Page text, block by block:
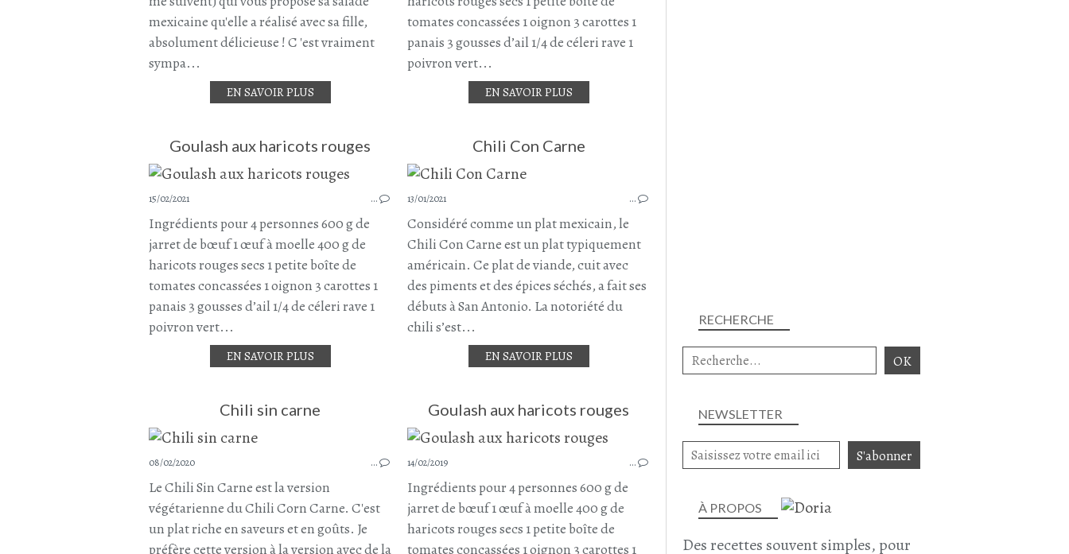
AVOCAT
POIVRON ROUGE
mexicaine qu'elle a réalisé avec sa fille,
absolument délicieuse ! C 'est vraiment
sympa...
EN SAVOIR PLUS
tomates concassées 1 oignon 3 carottes 1
panais 3 gousses d’ail 1/4 de céleri rave 1
poivron vert...
EN SAVOIR PLUS
Goulash aux haricots rouges
HARICOTS ROUGES
CAROTTE
PANAIS
CÉLERI RAVE
PLAT COMPLET
15/02/2021 …
Ingrédients pour 4 personnes 600 g de
jarret de bœuf 1 œuf à moelle 400 g de
haricots rouges secs 1 petite boîte de
tomates concassées 1 oignon 3 carottes 1
panais 3 gousses d’ail 1/4 de céleri rave 1
poivron vert...
EN SAVOIR PLUS
Chili Con Carne
13/01/2021 …
Considéré comme un plat mexicain, le
Chili Con Carne est un plat typiquement
américain. Ce plat de viande, cuit avec
des piments et des épices séchés, a fait ses
débuts à San Antonio. La notoriété du
chili s’est...
EN SAVOIR PLUS
Chili sin carne
PLAT COMPLET
RECETTE VÉGÉTARIENNE
HARICOTS ROUGES
MAÏS
CAROTTE
08/02/2020 …
Le Chili Sin Carne est la version
végétarienne du Chili Corn Carne. C'est
un plat riche en saveurs et en goûts. Je
préfère cette version à la version avec de la
Goulash aux haricots rouges
GOULASH
BOEUF - GIBIER
CAROTTE
CÉLERI RAVE
14/02/2019 …
Ingrédients pour 4 personnes 600 g de
jarret de bœuf 1 œuf à moelle 400 g de
haricots rouges secs 1 petite boîte de
tomates concassées 1 oignon 3 carottes 1
NEWSLETTER
RECHERCHE
À PROPOS
Des recettes souvent simples, pour